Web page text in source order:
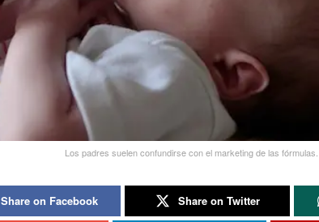
Los padres suelen confundirse con el marketing de las
Share on Facebook Share on Twitter